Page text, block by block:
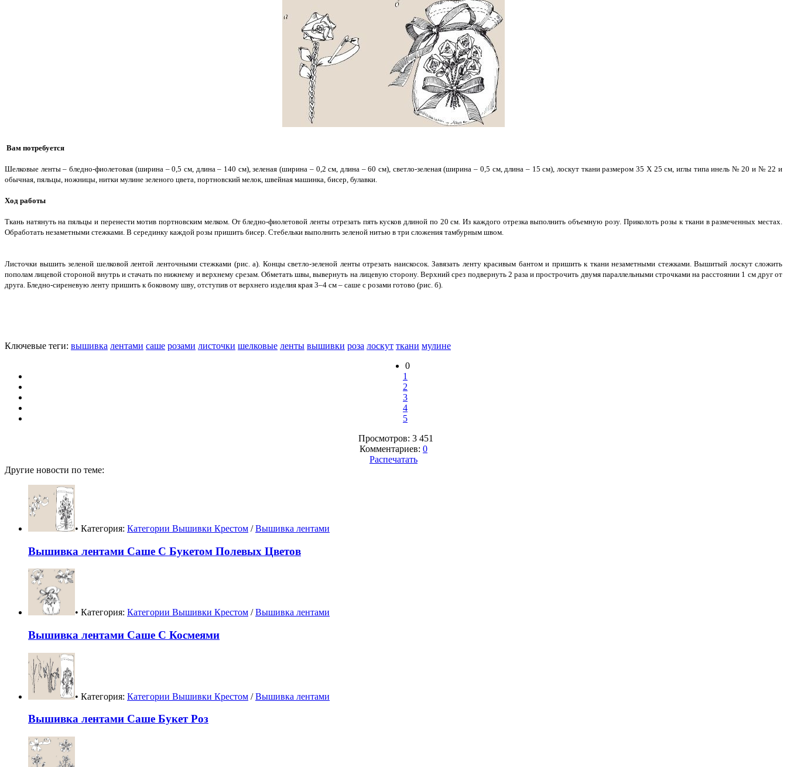
Вам потребуется
Шелковые ленты – бледно-фиолетовая (ширина – 0,5 см, длина – 140 см), зеленая (ширина – 0,2 см, длина – 60 см), светло-зеленая (ширина – 0,5 см, длина – 15 см), лоскут ткани размером 35 Х 25 см, иглы типа инель № 20 и № 22 и
обычная, пяльцы, ножницы, нитки мулине зеленого цвета, портновский мелок, швейная машинка, бисер, булавки.
Ход работы
Ткань натянуть на пяльцы и перенести мотив портновским мелком. От бледно-фиолетовой ленты отрезать пять кусков длиной по 20 см. Из каждого отрезка выполнить объемную розу. Приколоть розы к ткани в размеченных местах.
Обработать незаметными стежками. В серединку каждой розы пришить бисер. Стебельки выполнить зеленой нитью в три сложения тамбурным швом.
Листочки вышить зеленой шелковой лентой ленточными стежками (рис. а). Концы светло-зеленой ленты отрезать наискосок. Завязать ленту красивым бантом и пришить к ткани незаметными стежками. Вышитый лоскут сложить
пополам лицевой стороной внутрь и стачать по нижнему и верхнему срезам. Обметать швы, вывернуть на лицевую сторону. Верхний срез подвернуть 2 раза и прострочить двумя параллельными строчками на расстоянии 1 см друг от
друга. Бледно-сиреневую ленту пришить к боковому шву, отступив от верхнего изделия края 3–4 см – саше с розами готово (рис. б).
Ключевые теги: вышивка лентами саше розами листочки шелковые ленты вышивки роза лоскут ткани мулине
0
1
2
3
4
5
Просмотров: 3 451
Комментариев: 0
Распечатать
Другие новости по теме:
• Категория: Категории Вышивки Крестом /Вышивка лентами
Вышивка лентами Саше С Букетом Полевых Цветов
• Категория: Категории Вышивки Крестом /Вышивка лентами
Вышивка лентами Саше С Космеями
• Категория: Категории Вышивки Крестом /Вышивка лентами
Вышивка лентами Саше Букет Роз